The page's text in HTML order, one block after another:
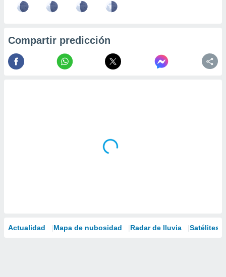
Compartir predicción
Actualidad Mapa de nubosidad Radar de lluvia Satélites